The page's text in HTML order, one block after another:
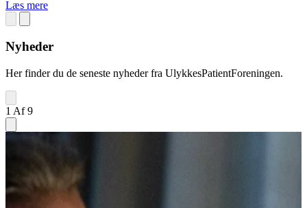
Læs mere
Nyheder
Her finder du de seneste nyheder fra UlykkesPatientForeningen.
1 Af 9